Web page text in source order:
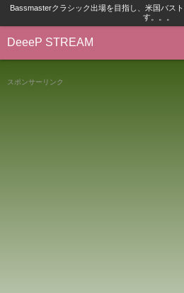
Bassmasterクラシック出場を目指し、米国バス
す。。。
DeeeP STREAM
スポンサーリンク